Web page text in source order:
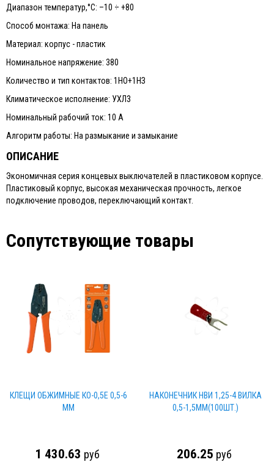
Диапазон температур,°С: –10 ÷ +80
Способ монтажа: На панель
Материал: корпус - пластик
Номинальное напряжение: 380
Количество и тип контактов: 1НО+1НЗ
Климатическое исполнение: УХЛ3
Номинальный рабочий ток: 10 A
Алгоритм работы: На размыкание и замыкание
ОПИСАНИЕ
Экономичная серия концевых выключателей в пластиковом корпусе.
Пластиковый корпус, высокая механическая прочность, легкое
подключение проводов, переключающий контакт.
Сопутствующие товары
КЛЕЩИ ОБЖИМНЫЕ КО-0,5Е 0,5-6
ММ
1 430.63 руб
НАКОНЕЧНИК НВИ 1,25-4 ВИЛКА
0,5-1,5ММ(100ШТ.)
206.25 руб